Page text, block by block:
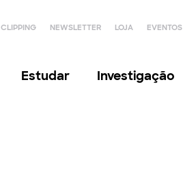
CLIPPING NEWSLETTER LOJA EVENTOS
Estudar Investigação